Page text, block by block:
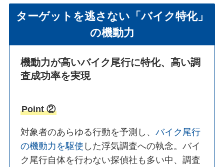
ターゲットを逃さない「バイク特化」
の機動力
機動力が高いバイク尾行に特化、高い調
査成功率を実現
Point ②
対象者のあらゆる行動を予測し、バイク尾行
の機動力を駆使 した浮気調査への執念。バイ
ク尾行自体を行わない探偵社も多い中、調査